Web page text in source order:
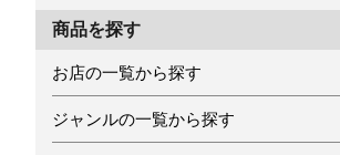
商品を探す
お店の一覧から探す
ジャンルの一覧から探す